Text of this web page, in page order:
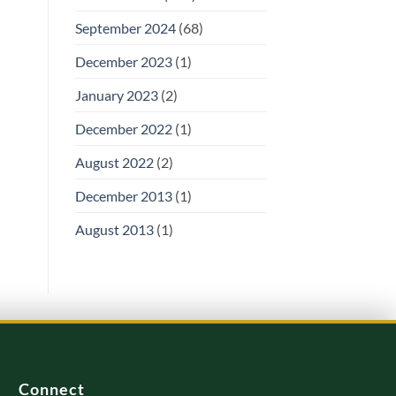
September 2024(68)
December 2023(1)
January 2023(2)
December 2022(1)
August 2022(2)
December 2013(1)
August 2013(1)
Connect